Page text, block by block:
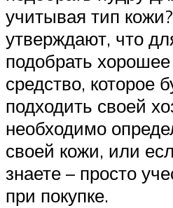
учитывая тип
утверждают, что
подобрать
средство, которое
подходить своей
необходимо
своей кожи, или
знаете – просто
при покупке.